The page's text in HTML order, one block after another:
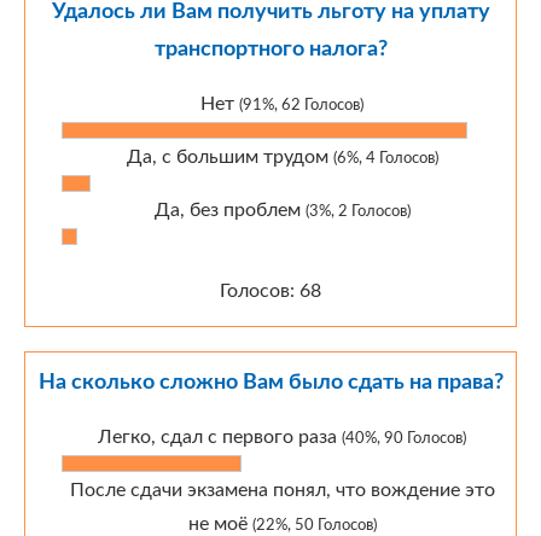
Удалось ли Вам получить льготу на уплату
транспортного налога?
Нет (91%, 62 Голосов)
Да, с большим трудом (6%, 4 Голосов)
Да, без проблем (3%, 2 Голосов)
Голосов: 68
На сколько сложно Вам было сдать на права?
Легко, сдал с первого раза (40%, 90 Голосов)
После сдачи экзамена понял, что вождение это
не моё (22%, 50 Голосов)